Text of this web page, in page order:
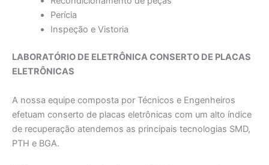
Perícia
Inspeção e Vistoria
LABORATÓRIO DE ELETRÔNICA CONSERTO DE PLACAS
ELETRÔNICAS
A nossa equipe composta por Técnicos e Engenheiros
efetuam conserto de placas eletrônicas com um alto índice
de recuperação atendemos as principais tecnologias SMD,
PTH e BGA.